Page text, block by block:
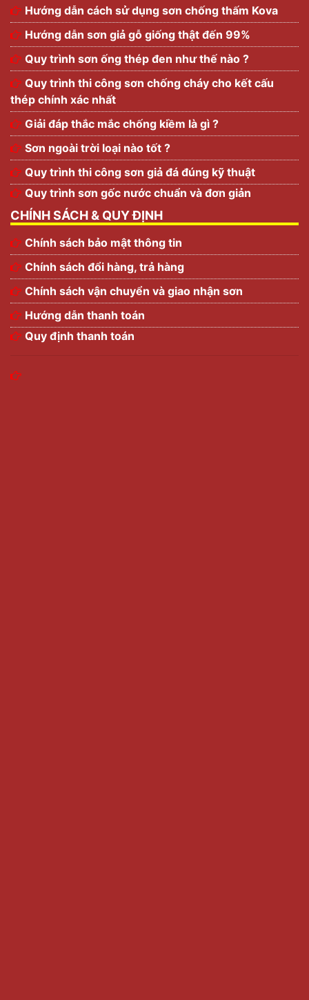
Hướng dẫn cách sử dụng sơn chống thấm Kova
Hướng dẫn sơn giả gỗ giống thật đến 99%
Quy trình sơn ống thép đen như thế nào ?
Quy trình thi công sơn chống cháy cho kết cấu
thép chính xác nhất
Giải đáp thắc mắc chống kiềm là gì ?
Sơn ngoài trời loại nào tốt ?
Quy trình thi công sơn giả đá đúng kỹ thuật
Quy trình sơn gốc nước chuẩn và đơn giản
CHÍNH SÁCH & QUY ĐỊNH
Chính sách bảo mật thông tin
Chính sách đổi hàng, trả hàng
Chính sách vận chuyển và giao nhận sơn
Hướng dẫn thanh toán
Quy định thanh toán